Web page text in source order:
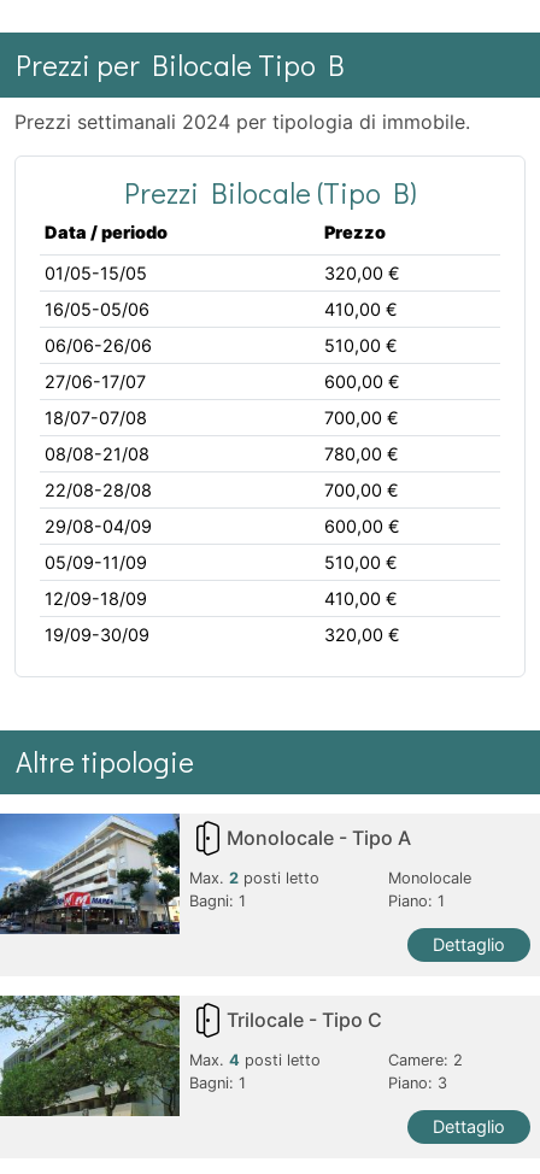
Prezzi per Bilocale Tipo B
Prezzi settimanali 2024 per tipologia di immobile.
Prezzi Bilocale (Tipo B)
Data / periodo
Prezzo
01/05-15/05
320,00 €
16/05-05/06
410,00 €
06/06-26/06
510,00 €
27/06-17/07
600,00 €
18/07-07/08
700,00 €
08/08-21/08
780,00 €
22/08-28/08
700,00 €
29/08-04/09
600,00 €
05/09-11/09
510,00 €
12/09-18/09
410,00 €
19/09-30/09
320,00 €
Altre tipologie
Monolocale - Tipo A
Max.2 posti letto
Monolocale
Bagni:1 Piano: 1
Dettaglio
Trilocale - Tipo C
Max.4 posti letto Camere: 2
Bagni:1 Piano: 3
Dettaglio